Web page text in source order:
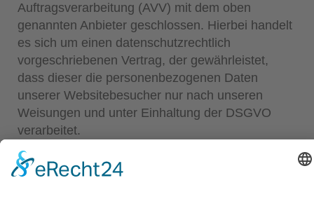
Auftragsverarbeitung (AVV) mit dem oben
genannten Anbieter geschlossen. Hierbei handelt
es sich um einen datenschutzrechtlich
vorgeschriebenen Vertrag, der gewährleistet,
dass dieser die personenbezogenen Daten
unserer Websitebesucher nur nach unseren
Weisungen und unter Einhaltung der DSGVO
verarbeitet.
Kontaktformular